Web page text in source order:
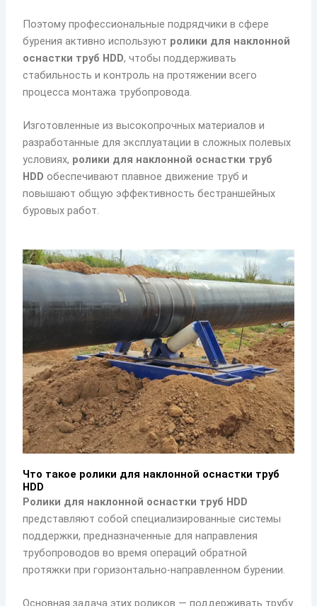
Поэтому профессиональные подрядчики в сфере
бурения активно используют ролики для наклонной
оснастки труб HDD, чтобы поддерживать
стабильность и контроль на протяжении всего
процесса монтажа трубопровода.
Изготовленные из высокопрочных материалов и
разработанные для эксплуатации в сложных полевых
условиях, ролики для наклонной оснастки труб
HDD обеспечивают плавное движение труб и
повышают общую эффективность бестраншейных
буровых работ.
Что такое ролики для наклонной оснастки труб
HDD
Ролики для наклонной оснастки труб HDD
представляют собой специализированные системы
поддержки, предназначенные для направления
трубопроводов во время операций обратной
протяжки при горизонтально-направленном бурении.
Основная задача этих роликов — поддерживать трубу